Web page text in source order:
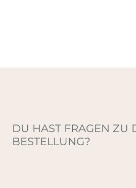
DU HAST FRAGEN ZU
BESTELLUNG?